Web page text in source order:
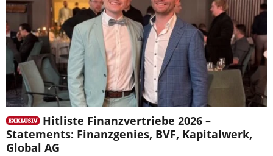
Hitliste Finanzvertriebe 2026 –
Statements: Finanzgenies, BVF, Kapitalwerk,
Global AG